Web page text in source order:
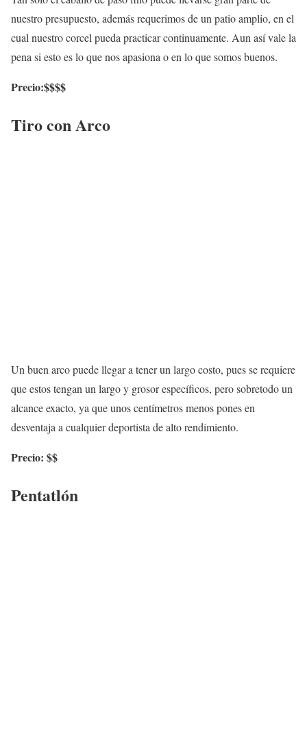
nuestro presupuesto, además requerimos de un patio amplio, en el
cual nuestro corcel pueda practicar continuamente. Aun así vale la
pena si esto es lo que nos apasiona o en lo que somos buenos.
Precio:$$$$
Tiro con Arco
Un buen arco puede llegar a tener un largo costo, pues se requiere
que estos tengan un largo y grosor específicos, pero sobretodo un
alcance exacto, ya que unos centímetros menos pones en
desventaja a cualquier deportista de alto rendimiento.
Precio: $$
Pentatlón